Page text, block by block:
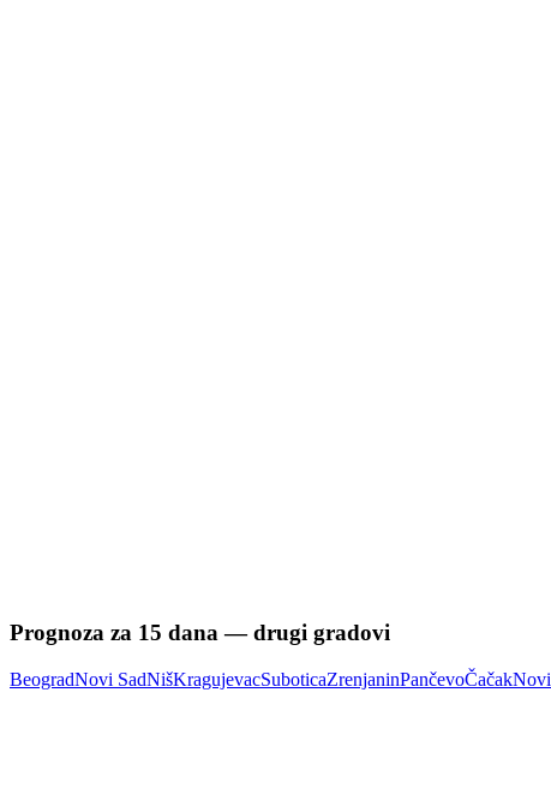
Prognoza za 15 dana — drugi gradovi
BeogradNovi SadNišKragujevacSuboticaZrenjaninPančevoČačak